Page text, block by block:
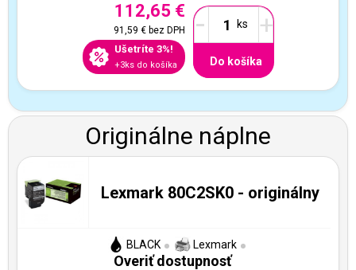
112,65 €
91,59 €bez DPH
Ušetríte 3%!
+3ks do košíka
- +
Do košíka
Originálne náplne
Lexmark 80C2SK0 - originálny
BLACK Lexmark
Overiť dostupnosť